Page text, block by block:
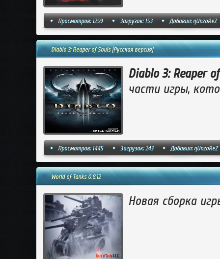
Просмотров: 1259 Загрузок: 153 Добавил:qUnzoReZ
Diablo 3: Reaper of Souls [Русская версия]
Diablo 3: Reaper
части игры,
Просмотров: 1445 Загрузок: 243 Добавил:qUnzoReZ
World of Tanks 0.8.12
Новая сборка